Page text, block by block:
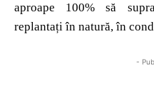
aproape 100% să
replantați în natură, în
-